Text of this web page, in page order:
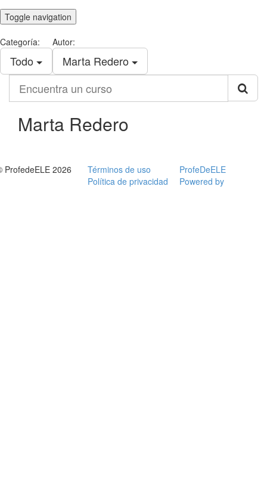
Toggle navigation
Categoría:
Todo
Autor:
Marta Redero
curso
Marta Redero
ProfedeELE 2026
Términos de uso
Política de privacidad
ProfeDeELE
Powered by